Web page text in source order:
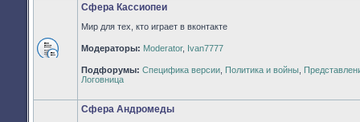
непрочитанных
сообщений
Сфера Кассиопеи
Мир для тех, кто играет в вконтакте
Модераторы: Moderator, Ivan7777
Подфорумы: Специфика версии Политика и войны
Логовница
Сфера Андромеды